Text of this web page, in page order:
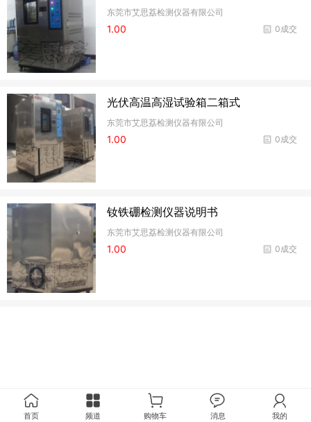
东莞市艾思荔检测仪器有限公司
0成交
1.00
光伏高温高湿试验箱二箱式
东莞市艾思荔检测仪器有限公司
0成交
1.00
钕铁硼检测仪器说明书
东莞市艾思荔检测仪器有限公司
0成交
1.00
首页 频道 购物车 消息 我的